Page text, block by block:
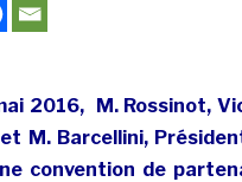
2016, M. Rossinot,
M. Barcellini,
convention de